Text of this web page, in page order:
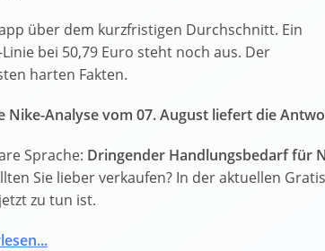
über dem kurzfristigen Durchschnitt. Ein
bei 50,79 Euro steht noch aus. Der
harten Fakten.
Nike-Analyse vom 07. August liefert die
Sprache: Dringender Handlungsbedarf für
Sie lieber verkaufen? In der aktuellen
zu tun ist.